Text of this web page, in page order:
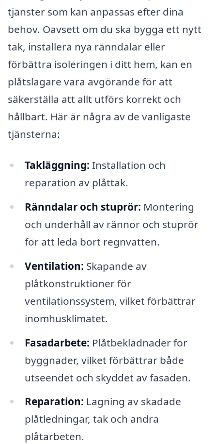
tjänster som kan anpassas efter dina
behov. Oavsett om du ska bygga ett nytt
tak, installera nya ränndalar eller
förbättra isoleringen i ditt hem, kan en
plåtslagare vara avgörande för att
säkerställa att allt utförs korrekt och
hållbart. Här är några av de vanligaste
tjänsterna:
Takläggning: Installation och
reparation av plåttak.
Ränndalar och stuprör: Montering
och underhåll av rännor och stuprör
för att leda bort regnvatten.
Ventilation: Skapande av
plåtkonstruktioner för
ventilationssystem, vilket förbättrar
inomhusklimatet.
Fasadarbete: Plåtbeklädnader för
byggnader, vilket förbättrar både
utseendet och skyddet av fasaden.
Reparation: Lagning av skadade
plåtledningar, tak och andra
plåtarbeten.